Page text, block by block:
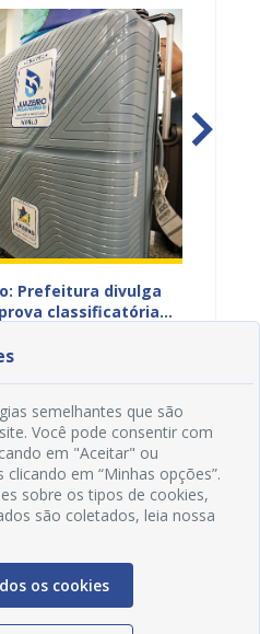
Prefeitura divulga
classificatória
semelhantes que são
Você pode consentir com
em "Aceitar" ou
em “Minhas opções”.
sobre os tipos de cookies,
são coletados, leia nossa
os cookies